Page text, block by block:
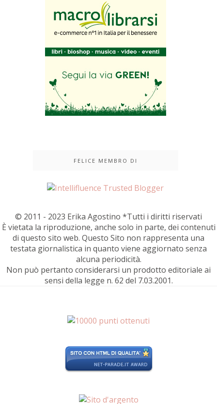
FELICE MEMBRO DI
© 2011 - 2023 Erika Agostino *Tutti i diritti riservati
È vietata la riproduzione, anche solo in parte, dei contenuti
di questo sito web. Questo Sito non rappresenta una
testata giornalistica in quanto viene aggiornato senza
alcuna periodicità.
Non può pertanto considerarsi un prodotto editoriale ai
sensi della legge n. 62 del 7.03.2001.